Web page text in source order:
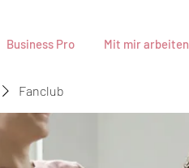
Business Pro Mit mir arbeiten
Fanclub